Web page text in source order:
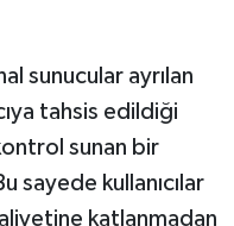
sunucular ayrılan
tahsis edildiği
sunan bir
sayede kullanıcılar
katlanmadan